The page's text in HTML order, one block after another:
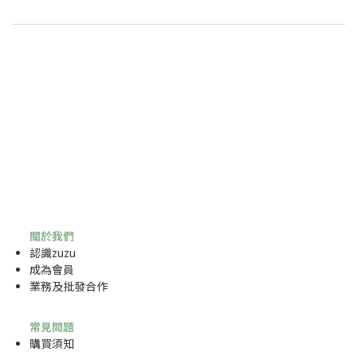
關於我們
認識zuzu
成為會員
業務及批發合作
常見問題
購買須知